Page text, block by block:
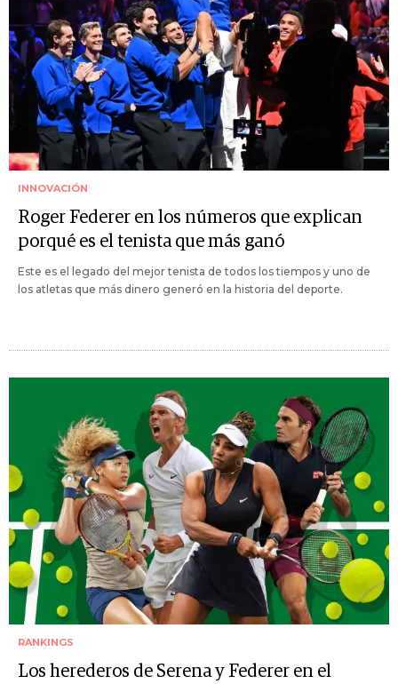
INNOVACIÓN
Roger Federer en los números que explican
porqué es el tenista que más ganó
Este es el legado del mejor tenista de todos los tiempos y uno de
los atletas que más dinero generó en la historia del deporte.
RANKINGS
Los herederos de Serena y Federer en el